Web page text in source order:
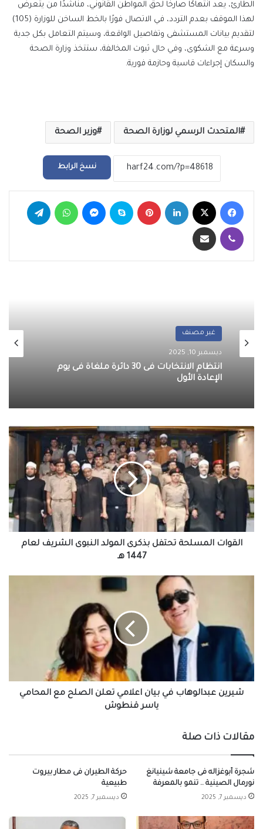
الطارئ، يعد انتهاكًا صارخًا لحق المواطن القانوني، مناشدًا من يتعرض
لهذا الموقف بعدم التردد، في الاتصال فورًا بالخط الساخن للوزارة (105)
لتقديم بيانات المستشفى وتفاصيل الواقعة، وسيتم التعامل بكل جدية
وسرعة مع الشكوى، وفي حال ثبوت المخالفة، ستتخذ وزارة الصحة
والسكان إجراءات قاسية وحازمة فورية.
المتحدث الرسمي لوزارة الصحة وزير الصحة
نسخ الرابط
فيسبوك لينكدإن بينتيريست سكايب ماسنجر واتساب
ڤايبر مشاركة عبر البريد
غير مصنف
ديسمبر 10, 2025
انتظام الانتخابات فى 30 دائرة ملغاة فى يوم
الإعادة الأول
القوات
المسلحة
بذكرى
المولد
النبوى
الشريف
لعام
1447
القوات المسلحة تحتفل بذكرى المولد النبوى الشريف لعام
1447 هـ
اعلامي
تعلن
الصلح
مع
المحامي
ياسرشيرين عبدالوهاب في بيان اعلامي تعلن الصلح مع المحامي
ياسر قنطوش
مقالات ذات صلة
شجرة أبوغزاله فى جامعة شينيانغ
نورمال الصينية .. تنمو بالمعرفة
ديسمبر 7, 2025
حركة الطيران فى مطار بيروت
طبيعية
ديسمبر 7, 2025